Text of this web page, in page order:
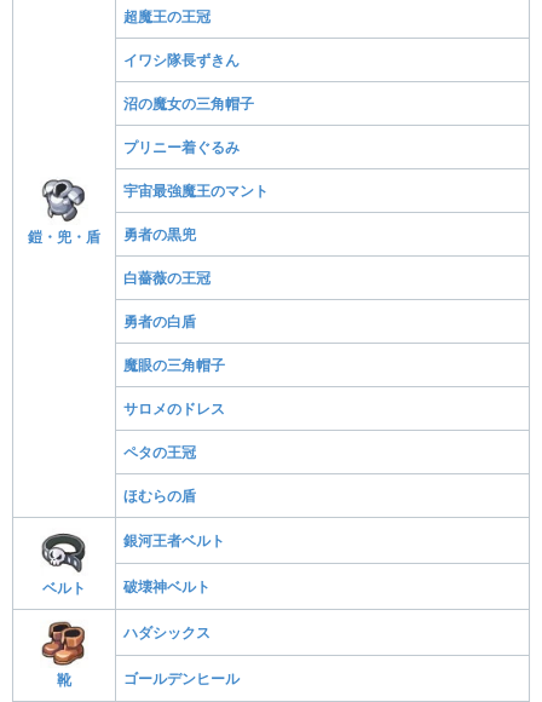
鎧・兜・盾
超魔王の王冠
イワシ隊長ずきん
沼の魔女の三角帽子
プリニー着ぐるみ
宇宙最強魔王のマント
勇者の黒兜
白薔薇の王冠
勇者の白盾
魔眼の三角帽子
サロメのドレス
ペタの王冠
ほむらの盾
ベルト
銀河王者ベルト
破壊神ベルト
靴
ハダシックス
ゴールデンヒール